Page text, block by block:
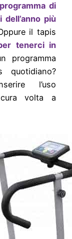
di
più
il tapis
tenerci in
programma
l’uso
cura volta a